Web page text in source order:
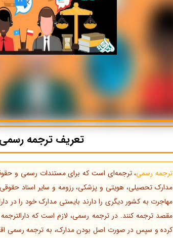
تعریف ترجمه رسمی
ترجمه رسمی، ترجمه‌ای است که برای مستندات رسمی و حقوقی
مدارک تحصیلی، هویتی و پزشکی، رزومه و سایر اسناد
مهاجرت به کشور دیگری را دارند بایستی مدارک خود را در
مقصد ترجمه کنند. در ترجمه رسمی، لازم است که
کرده و سپس در صورت اصل بودن مدارک، به ترجمه رسمی